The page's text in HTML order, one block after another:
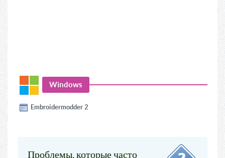
Windows
Embroidermodder 2
Проблемы, которые часто